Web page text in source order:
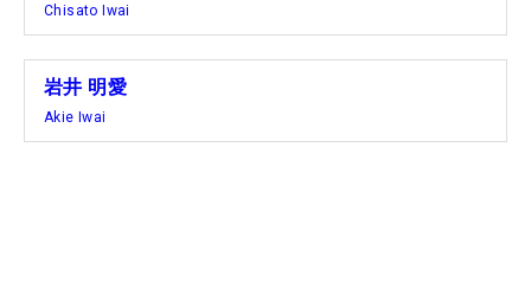
Chisato Iwai
岩井 明愛
Akie Iwai